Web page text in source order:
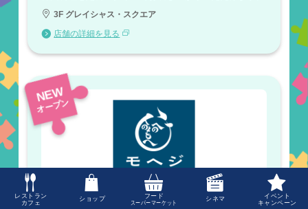
レストラン
カフェ
ショップ
フード
スーパーマーケット
シネマ
イベント
キャンペーン
3F グレイシャス・スクエア
店舗の詳細を見る
NEW
オープン